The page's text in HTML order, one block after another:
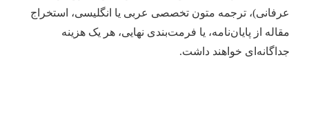
عرفانی)، ترجمه متون تخصصی عربی یا انگلیسی، استخراج
مقاله از پایان‌نامه، یا فرمت‌بندی نهایی، هر یک هزینه
جداگانه‌ای خواهند داشت.